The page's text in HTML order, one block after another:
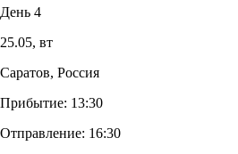
День 4
25.05, вт
Саратов, Россия
Прибытие: 13:30
Отправление: 16:30